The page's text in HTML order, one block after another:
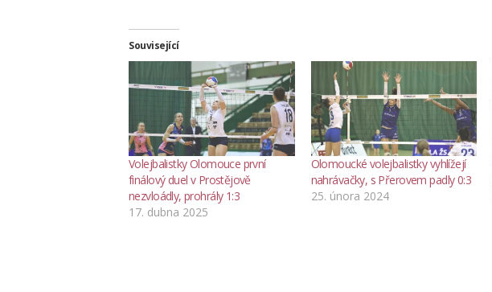
Související
Volejbalistky Olomouce první
finálový duel v Prostějově
nezvloádly, prohrály 1:3
17. dubna 2025
Olomoucké volejbalistky vyhlížejí
nahrávačky, s Přerovem padly 0:3
25. února 2024